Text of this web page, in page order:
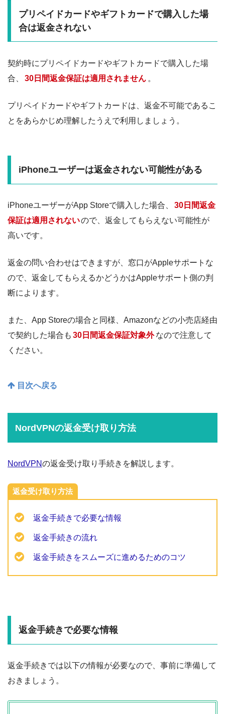
プリペイドカードやギフトカードで購入した場
合は返金されない
契約時にプリペイドカードやギフトカードで購入した場
合、
30日間返金保証は適用されません 。
プリペイドカードやギフトカードは、返金不可能であるこ
とをあらかじめ理解したうえで利用しましょう。
iPhoneユーザーは返金されない可能性がある
iPhoneユーザーがApp Storeで購入した場合、
30日間返金
保証は適用されないので、返金してもらえない可能性が
高いです。
返金の問い合わせはできますが、窓口がAppleサポートな
ので、返金してもらえるかどうかはAppleサポート側の判
断によります。
また、App Storeの場合と同様、Amazonなどの小売店経由
で契約した場合も 30日間返金保証対象外 なので注意して
ください。
目次へ戻る
NordVPNの返金受け取り方法
NordVPNの返金受け取り手続きを解説します。
返金受け取り方法
返金手続きで必要な情報
返金手続きの流れ
返金手続きをスムーズに進めるためのコツ
返金手続きで必要な情報
返金手続きでは以下の情報が必要なので、事前に準備して
おきましょう。